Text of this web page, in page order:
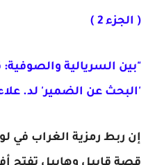
( الجزء 2 )
"بين السريالية
'البحث عن الضمير' لد.
إن ربط رمزية الغراب في